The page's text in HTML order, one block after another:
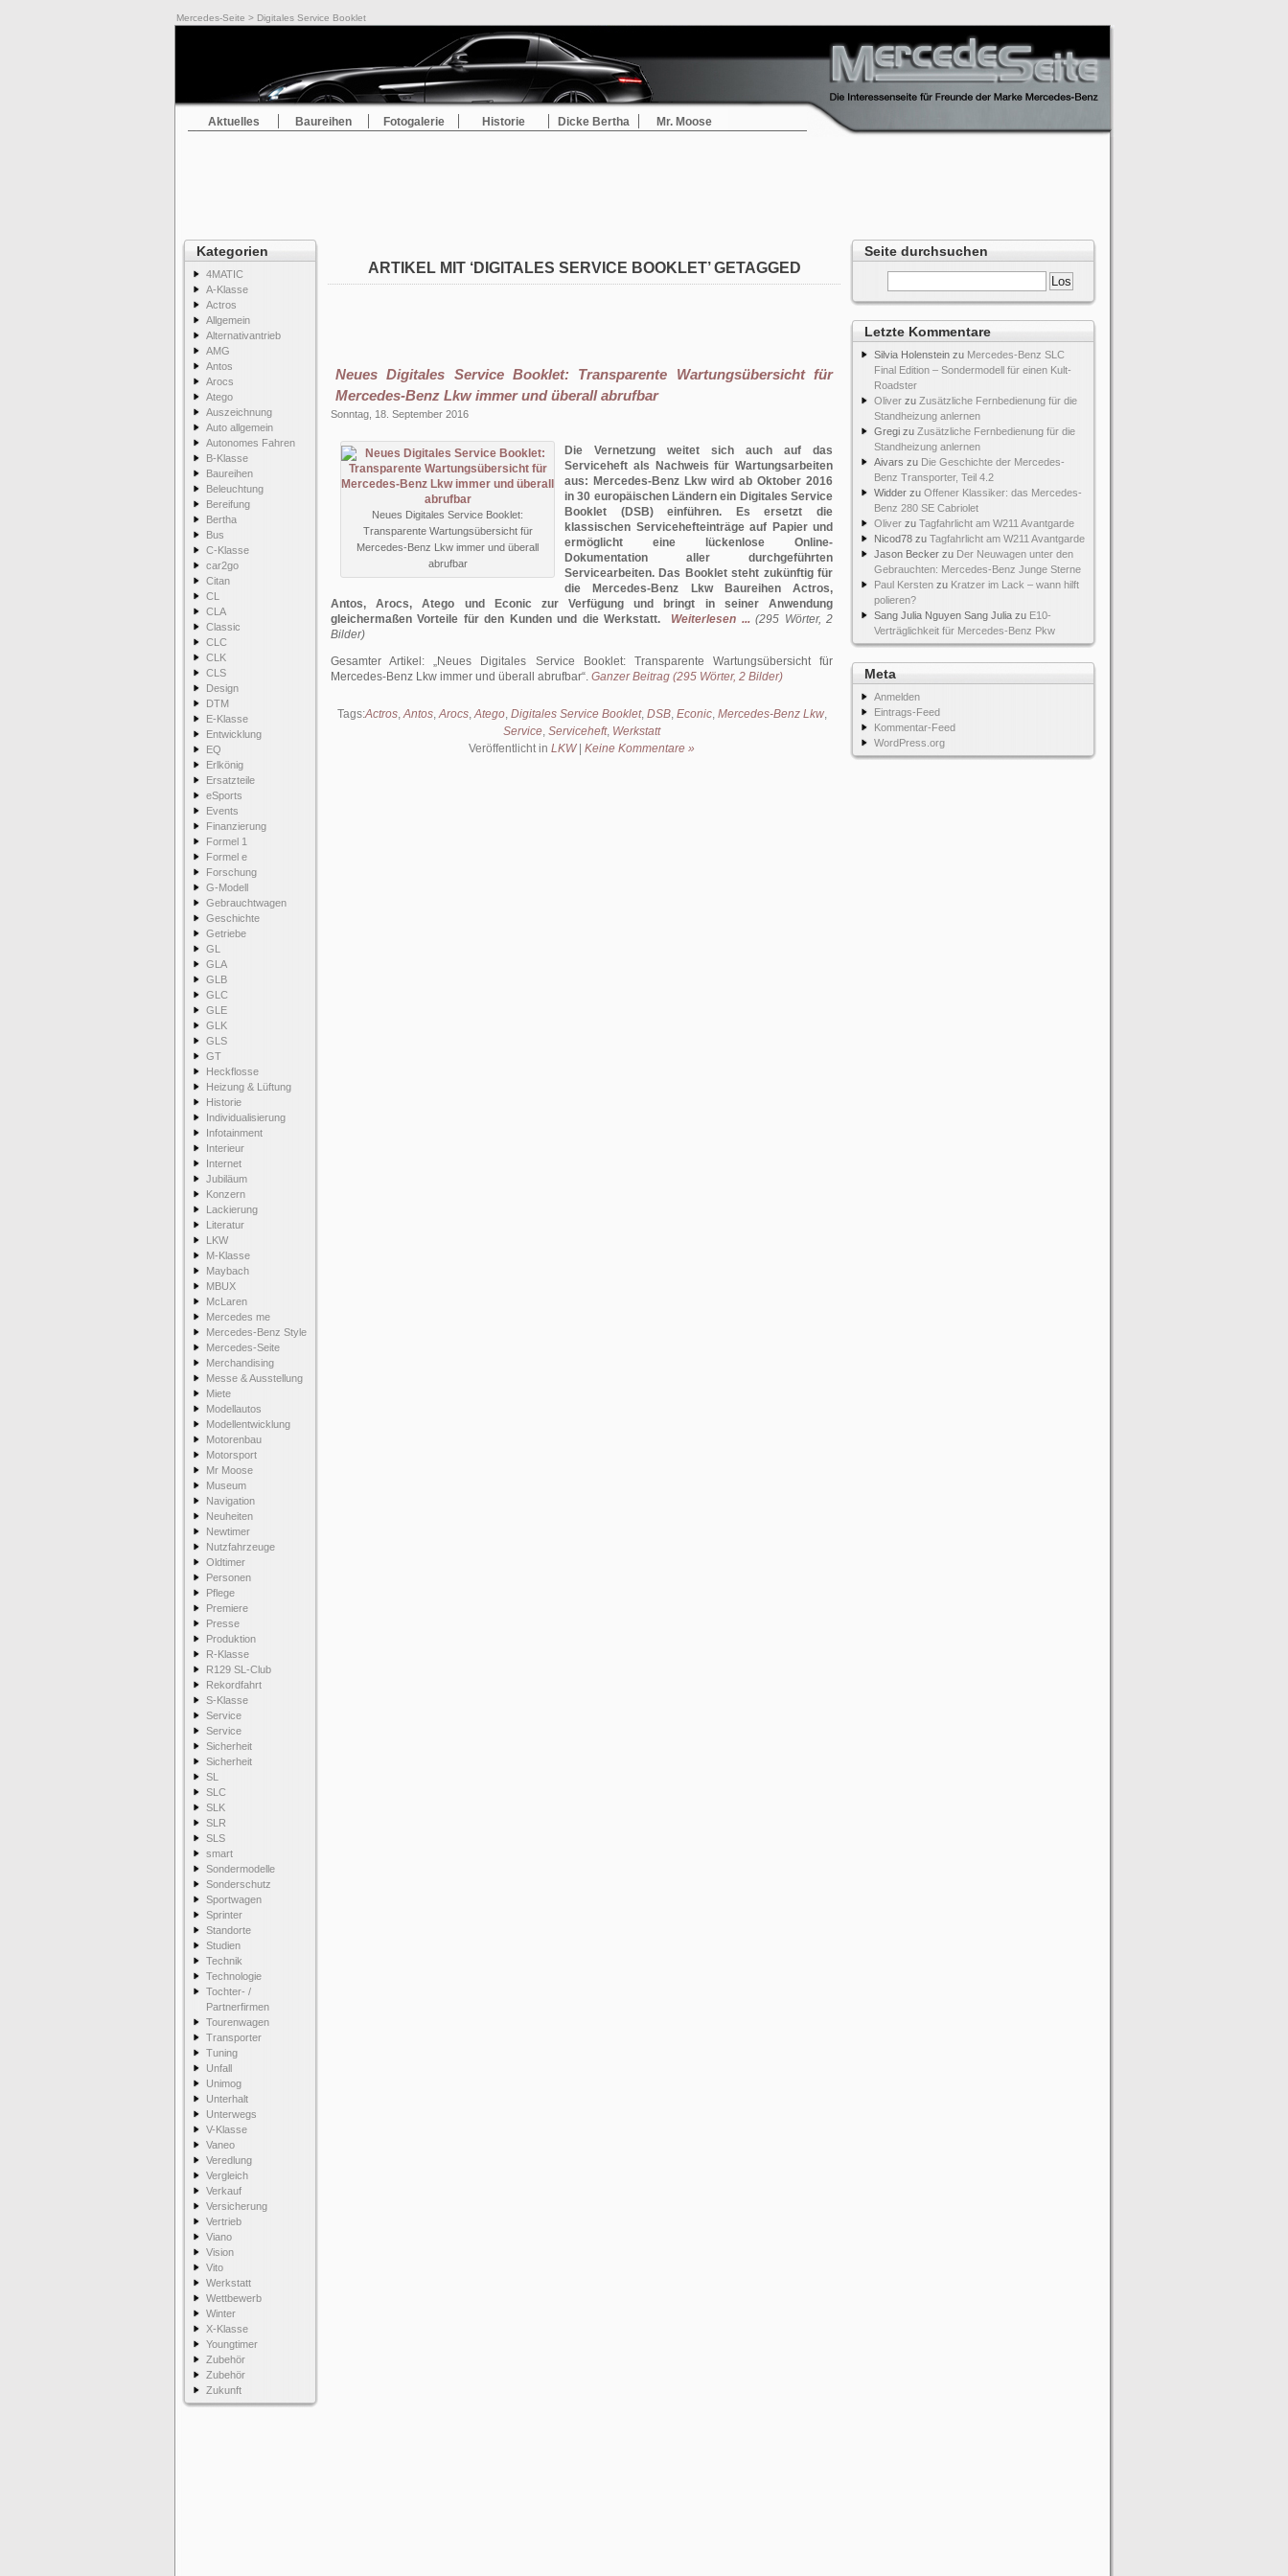
Mercedes-Seite > Digitales Service Booklet
Aktuelles Baureihen Fotogalerie Historie Dicke Bertha Mr. Moose
Kategorien
4MATIC
A-Klasse
Actros
Allgemein
Alternativantrieb
AMG
Antos
Arocs
Atego
Auszeichnung
Auto allgemein
Autonomes Fahren
B-Klasse
Baureihen
Beleuchtung
Bereifung
Bertha
Bus
C-Klasse
car2go
Citan
CL
CLA
Classic
CLC
CLK
CLS
Design
DTM
E-Klasse
Entwicklung
EQ
Erlkönig
Ersatzteile
eSports
Events
Finanzierung
Formel 1
Formel e
Forschung
G-Modell
Gebrauchtwagen
Geschichte
Getriebe
GL
GLA
GLB
GLC
GLE
GLK
GLS
GT
Heckflosse
Heizung & Lüftung
Historie
Individualisierung
Infotainment
Interieur
Internet
Jubiläum
Konzern
Lackierung
Literatur
LKW
M-Klasse
Maybach
MBUX
McLaren
Mercedes me
Mercedes-Benz Style
Mercedes-Seite
Merchandising
Messe & Ausstellung
Miete
Modellautos
Modellentwicklung
Motorenbau
Motorsport
Mr Moose
Museum
Navigation
Neuheiten
Newtimer
Nutzfahrzeuge
Oldtimer
Personen
Pflege
Premiere
Presse
Produktion
R-Klasse
R129 SL-Club
Rekordfahrt
S-Klasse
Service
Service
Sicherheit
Sicherheit
SL
SLC
SLK
SLR
SLS
smart
Sondermodelle
Sonderschutz
Sportwagen
Sprinter
Standorte
Studien
Technik
Technologie
Tochter- /
Partnerfirmen
Tourenwagen
Transporter
Tuning
Unfall
Unimog
Unterhalt
Unterwegs
V-Klasse
Vaneo
Veredlung
Vergleich
Verkauf
Versicherung
Vertrieb
Viano
Vision
Vito
Werkstatt
Wettbewerb
Winter
X-Klasse
Youngtimer
Zubehör
Zubehör
Zukunft
Seite durchsuchen
Letzte Kommentare
Silvia Holenstein zu Mercedes-Benz SLC
Final Edition – Sondermodell für einen Kult-
Roadster
Oliver zu Zusätzliche Fernbedienung für die
Standheizung anlernen
Gregi zu Zusätzliche Fernbedienung für die
Standheizung anlernen
Aivars zu Die Geschichte der Mercedes-
Benz Transporter, Teil 4.2
Widder zu Offener Klassiker: das Mercedes-
Benz 280 SE Cabriolet
Oliver zu Tagfahrlicht am W211 Avantgarde
Nicod78 zu Tagfahrlicht am W211 Avantgarde
Jason Becker zu Der Neuwagen unter den
Gebrauchten: Mercedes-Benz Junge Sterne
Paul Kersten zu Kratzer im Lack – wann hilft
polieren?
Sang Julia Nguyen Sang Julia zu E10-
Verträglichkeit für Mercedes-Benz Pkw
Meta
Anmelden
Eintrags-Feed
Kommentar-Feed
WordPress.org
ARTIKEL MIT ‘DIGITALES SERVICE BOOKLET’ GETAGGED
Neues Digitales Service Booklet: Transparente Wartungsübersicht für
Mercedes-Benz Lkw immer und überall abrufbar
Sonntag, 18. September 2016
Neues Digitales Service Booklet:
Transparente Wartungsübersicht für
Mercedes-Benz Lkw immer und überall
abrufbar
Die Vernetzung weitet sich auch auf das
Serviceheft als Nachweis für Wartungsarbeiten
aus: Mercedes-Benz Lkw wird ab Oktober 2016
in 30 europäischen Ländern ein Digitales Service
Booklet (DSB) einführen. Es ersetzt die
klassischen Servicehefteinträge auf Papier und
ermöglicht eine lückenlose Online-
Dokumentation aller durchgeführten
Servicearbeiten. Das Booklet steht zukünftig für
die Mercedes-Benz Lkw Baureihen Actros,
Antos, Arocs, Atego und Econic zur Verfügung und bringt in seiner Anwendung
gleichermaßen Vorteile für den Kunden und die Werkstatt.
Weiterlesen ... (295 Wörter, 2
Bilder)
Gesamter Artikel: Neues Digitales Service Booklet: Transparente Wartungsübersicht für
Mercedes-Benz Lkw immer und überall abrufbar . Ganzer Beitrag (295 Wörter, 2 Bilder)
Tags:Actros,Antos,Arocs,Atego, Digitales Service Booklet, DSB, Econic, Mercedes-Benz Lkw,
Service, Serviceheft, Werkstatt
Veröffentlicht in LKW| Keine Kommentare »